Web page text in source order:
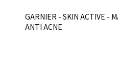
GARNIER - SKIN ACTIVE -
ANTI ACNE